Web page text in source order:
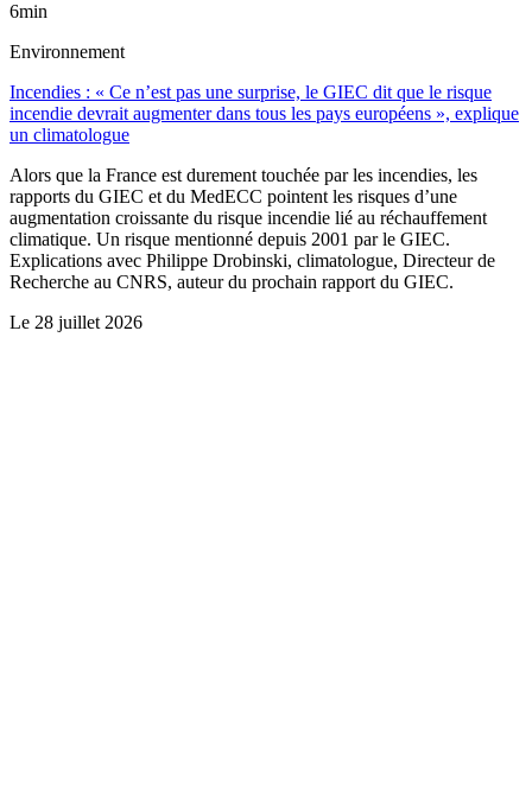
6min
Environnement
Incendies : « Ce n’est pas une surprise, le GIEC dit que le risque
incendie devrait augmenter dans tous les pays européens », explique
un climatologue
Alors que la France est durement touchée par les incendies, les
rapports du GIEC et du MedECC pointent les risques d’une
augmentation croissante du risque incendie lié au réchauffement
climatique. Un risque mentionné depuis 2001 par le GIEC.
Explications avec Philippe Drobinski, climatologue, Directeur de
Recherche au CNRS, auteur du prochain rapport du GIEC.
Le 28 juillet 2026